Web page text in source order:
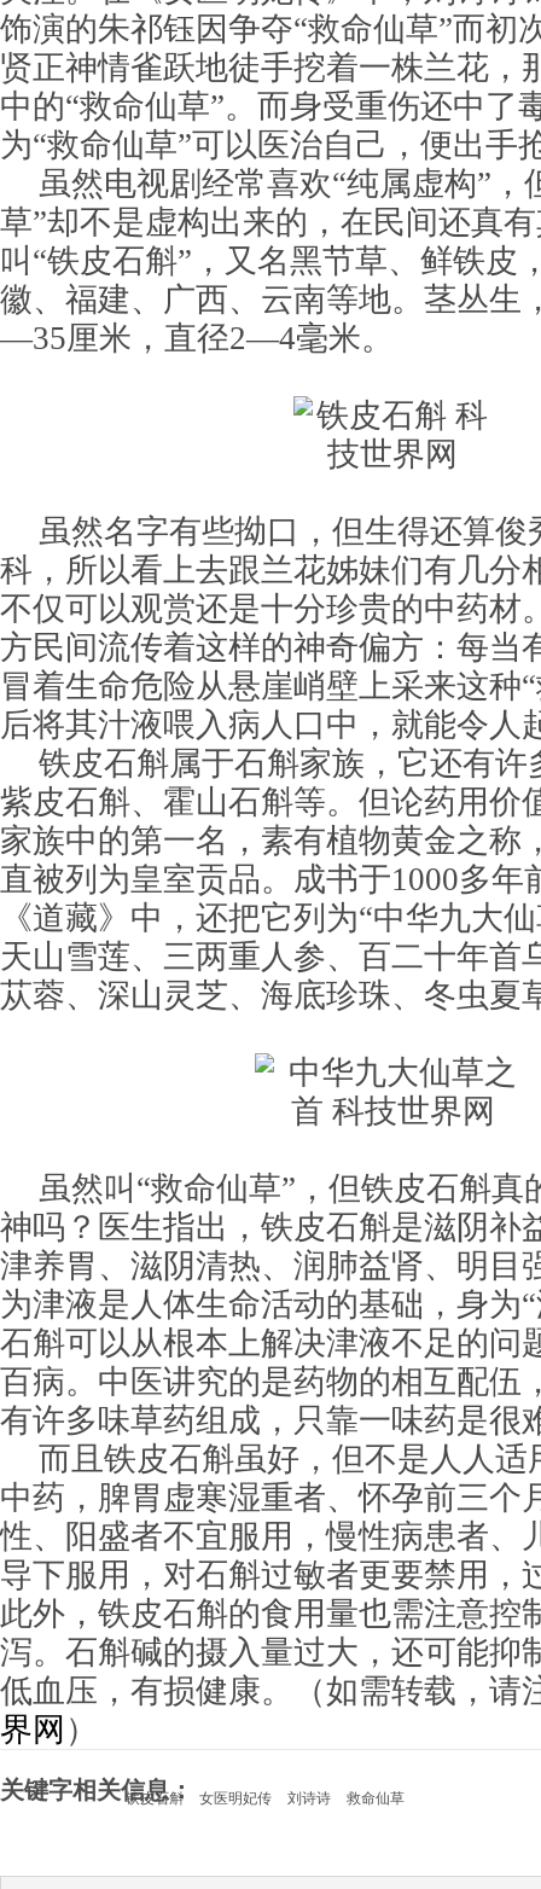
饰演的朱祁钰因争夺“救命仙草”而初
贤正神情雀跃地徒手挖着一株兰花，
中的“救命仙草”。而身受重伤还中了
为“救命仙草”可以医治自己，便出手
虽然电视剧经常喜欢“纯属虚构”，
草”却不是虚构出来的，在民间还真
叫“铁皮石斛”，又名黑节草、鲜铁皮
徽、福建、广西、云南等地。茎丛生
—35厘米，直径2—4毫米。
虽然名字有些拗口，但生得还算俊
科，所以看上去跟兰花姊妹们有几分
不仅可以观赏还是十分珍贵的中药材
方民间流传着这样的神奇偏方：每当
冒着生命危险从悬崖峭壁上采来这种
后将其汁液喂入病人口中，就能令人
铁皮石斛属于石斛家族，它还有许
紫皮石斛、霍山石斛等。但论药用价
家族中的第一名，素有植物黄金之称
直被列为皇室贡品。成书于1000多年
《道藏》中，还把它列为“中华九大
天山雪莲、三两重人参、百二十年首
苁蓉、深山灵芝、海底珍珠、冬虫夏
虽然叫“救命仙草”，但铁皮石斛真
神吗？医生指出，铁皮石斛是滋阴补
津养胃、滋阴清热、润肺益肾、明
为津液是人体生命活动的基础，身为
石斛可以从根本上解决津液不足的问
百病。中医讲究的是药物的相互配伍
有许多味草药组成，只靠一味药是很
而且铁皮石斛虽好，但不是人人适
中药，脾胃虚寒湿重者、怀孕前三个
性、阳盛者不宜服用，慢性病患者、
导下服用，对石斛过敏者更要禁用，
此外，铁皮石斛的食用量也需注意控
泻。石斛碱的摄入量过大，还可能抑
低血压，有损健康。（如需转载，请
界网 ）
关键字相关信息：
铁皮石斛 女医明妃传 刘诗诗 救命仙草